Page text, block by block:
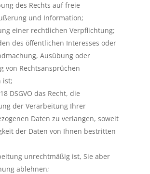
des Rechts auf freie
und Information;
einer rechtlichen Verpflichtung;
des öffentlichen Interesses oder
Ausübung oder
von Rechtsansprüchen
ist;
DSGVO das Recht, die
der Verarbeitung Ihrer
Daten zu verlangen, soweit
der Daten von Ihnen bestritten
unrechtmäßig ist, Sie aber
ablehnen;